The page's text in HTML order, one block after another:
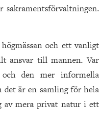
och ett vanligt
ansvar till mannen. Var
och den mer informella
det är en samling för hela
av mera privat natur i ett